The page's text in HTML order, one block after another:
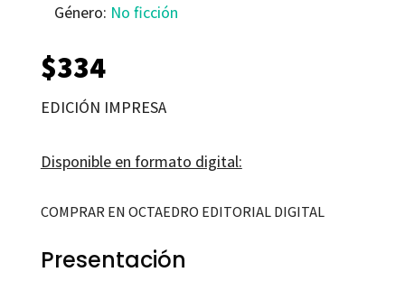
Género: No ficción
$334
EDICIÓN IMPRESA
Disponible en formato digital:
COMPRAR EN OCTAEDRO EDITORIAL DIGITAL
Presentación